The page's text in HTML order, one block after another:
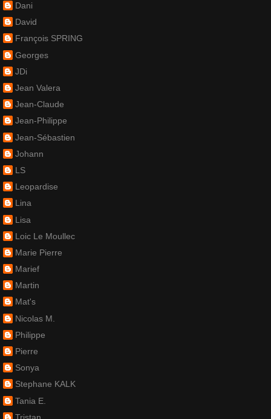
Dani
David
François SPRING
Georges
JDi
Jean Valera
Jean-Claude
Jean-Philippe
Jean-Sébastien
Johann
LS
Leopardise
Lina
Lisa
Loic Le Moullec
Marie Pierre
Marief
Martin
Mat's
Nicolas M.
Philippe
Pierre
Sonya
Stephane KALK
Tania E.
Tristan